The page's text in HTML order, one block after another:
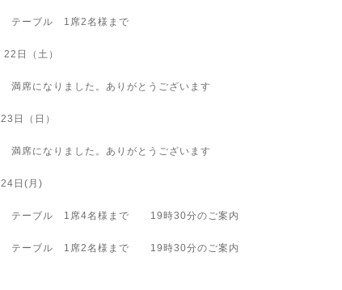
テーブル 1席2名様まで
22日（土）
満席になりました。ありがとうございます
23日（日）
満席になりました。ありがとうございます
24日(月)
テーブル 1席4名様まで 19時30分のご案内
テーブル 1席2名様まで 19時30分のご案内